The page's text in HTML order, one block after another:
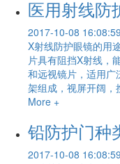
医用射线防
2017-10-08 16:08:59
X射线防护眼镜的用
片具有阻挡X射线，
和远视镜片，适用
架组成，视屏开阔，
More +
铅防护门种
2017-10-08 16:08:59